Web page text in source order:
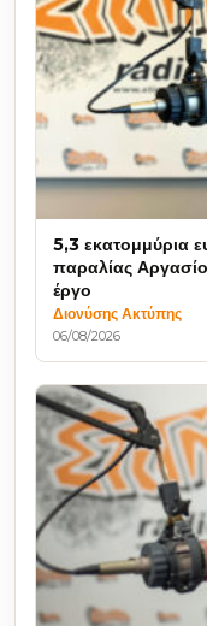
5,3 εκατομμύρια
παραλίας
έργο
Διονύσης Ακτύπης
06/08/2026